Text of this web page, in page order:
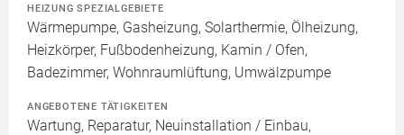
HEIZUNG SPEZIALGEBIETE
Wärmepumpe, Gasheizung, Solarthermie, Ölheizung,
Heizkörper, Fußbodenheizung, Kamin / Ofen,
Badezimmer, Wohnraumlüftung, Umwälzpumpe
ANGEBOTENE TÄTIGKEITEN
Wartung, Reparatur, Neuinstallation / Einbau,